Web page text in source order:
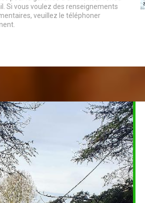
Si vous voulez des renseignements
veuillez le téléphoner